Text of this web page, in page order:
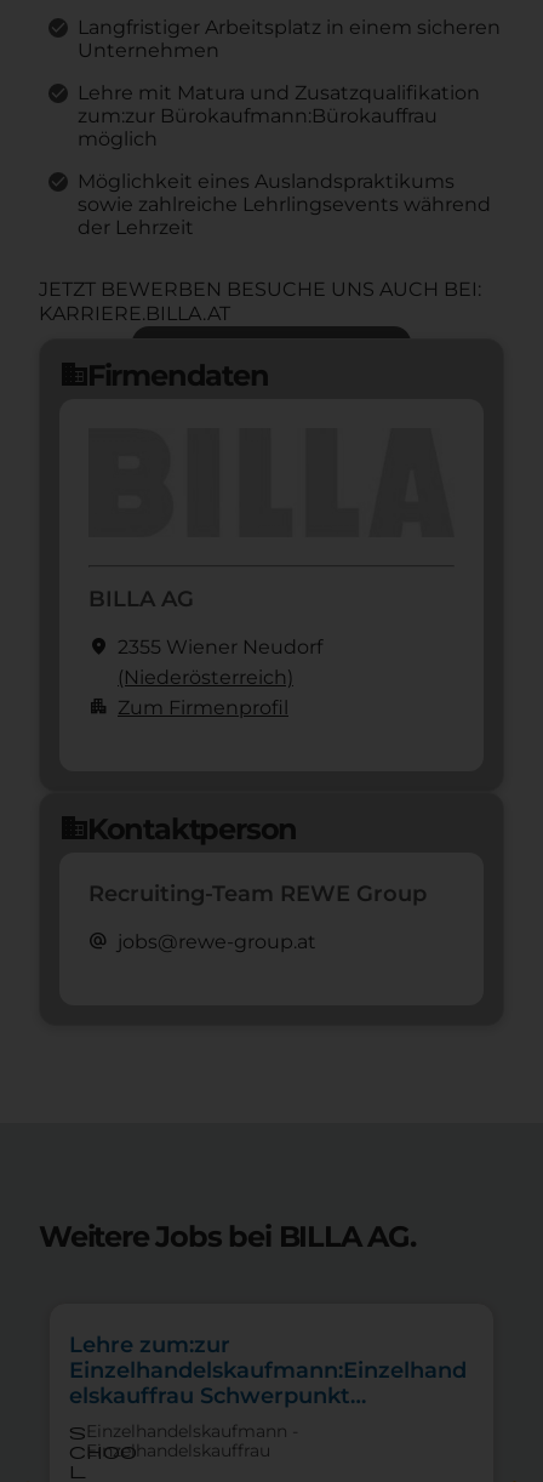
Langfristiger Arbeitsplatz in einem sicheren
Unternehmen
Lehre mit Matura und Zusatzqualifikation
zum:zur Bürokaufmann:Bürokauffrau
möglich
Möglichkeit eines Auslandspraktikums
sowie zahlreiche Lehrlingsevents während
der Lehrzeit
JETZT BEWERBEN BESUCHE UNS AUCH BEI:
KARRIERE.BILLA.AT
domainFirmendaten
BILLA AG
location_on 2355 Wiener Neudorf
(Nieder­österreich)
apartment Zum Firmenprofil
domainKontaktperson
Recruiting-Team REWE Group
alternate_email jobs@rewe-group.at
Weitere Jobs bei BILLA AG.
Lehre zum:zur
Einzelhandelskaufmann:Einzelhand
elskauffrau Schwerpunkt
Feinkostfachverkauf
s
choo
l
Einzelhandelskaufmann -
Einzelhandelskauffrau